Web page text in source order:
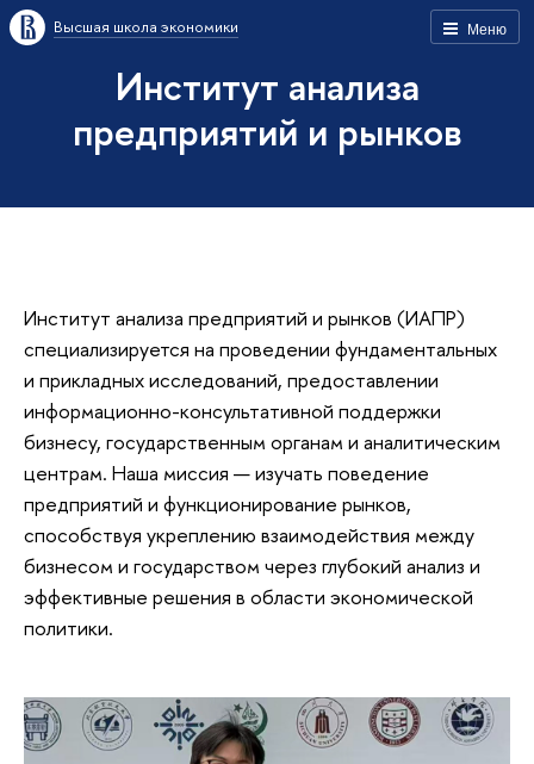
Меню
Высшая школа экономики
Институт анализа
предприятий и рынков
Институт анализа предприятий и рынков (ИАПР)
специализируется на проведении фундаментальных
и прикладных исследований, предоставлении
информационно-консультативной поддержки
бизнесу, государственным органам и аналитическим
центрам. Наша миссия — изучать поведение
предприятий и функционирование рынков,
способствуя укреплению взаимодействия между
бизнесом и государством через глубокий анализ и
эффективные решения в области экономической
политики.